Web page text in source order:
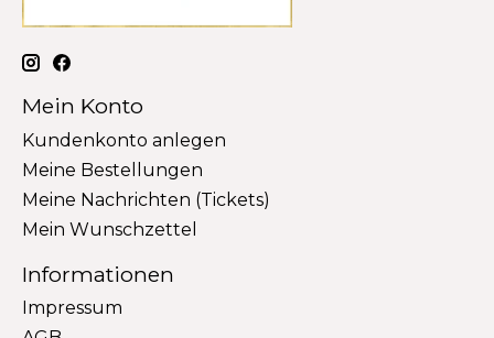
Mein Konto
Kundenkonto anlegen
Meine Bestellungen
Meine Nachrichten (Tickets)
Mein Wunschzettel
Informationen
Impressum